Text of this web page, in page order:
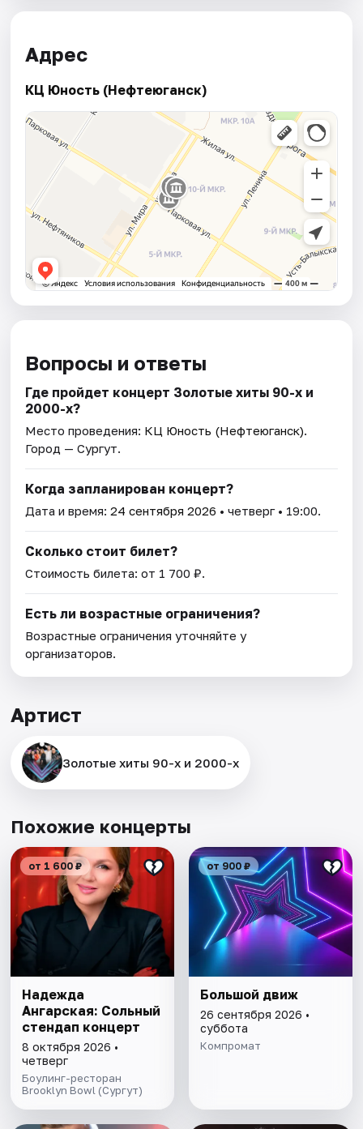
Адрес
КЦ Юность (Нефтеюганск)
Вопросы и ответы
Где пройдет концерт Золотые хиты 90-х и
2000-х?
Место проведения: КЦ Юность (Нефтеюганск).
Город — Сургут.
Когда запланирован концерт?
Дата и время:24 сентября 2026 • четверг • 19:00.
Сколько стоит билет?
Стоимость билета: от 1 700 ₽.
Есть ли возрастные ограничения?
Возрастные ограничения уточняйте у
организаторов.
Артист
Золотые хиты 90-х и 2000-х
Похожие концерты
от 1 600 ₽
Надежда
Ангарская: Сольный
стендап концерт
8 октября 2026 •
четверг
Боулинг-ресторан
Brooklyn Bowl (Сургут)
от 900 ₽
Большой движ
26 сентября 2026 •
суббота
Компромат